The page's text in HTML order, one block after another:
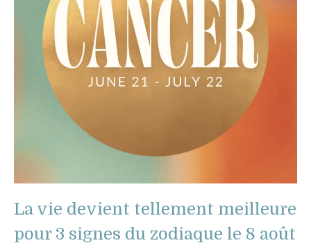
La vie devient tellement meilleure
pour 3 signes du zodiaque le 8 août